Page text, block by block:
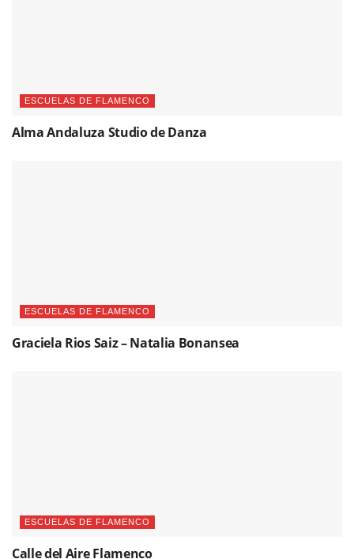
ESCUELAS DE FLAMENCO
Alma Andaluza Studio de Danza
ESCUELAS DE FLAMENCO
Graciela Rios Saiz – Natalia Bonansea
ESCUELAS DE FLAMENCO
Calle del Aire Flamenco